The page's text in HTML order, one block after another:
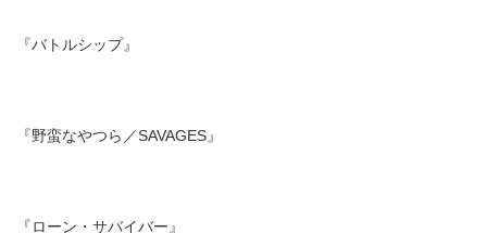
『バトルシップ』
『野蛮なやつら／SAVAGES』
『ローン・サバイバー』